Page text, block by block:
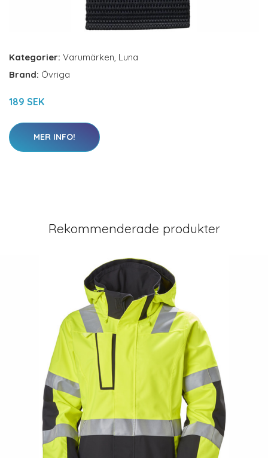
Kategorier: Varumärken, Luna
Brand: Övriga
189 SEK
MER INFO!
Rekommenderade produkter